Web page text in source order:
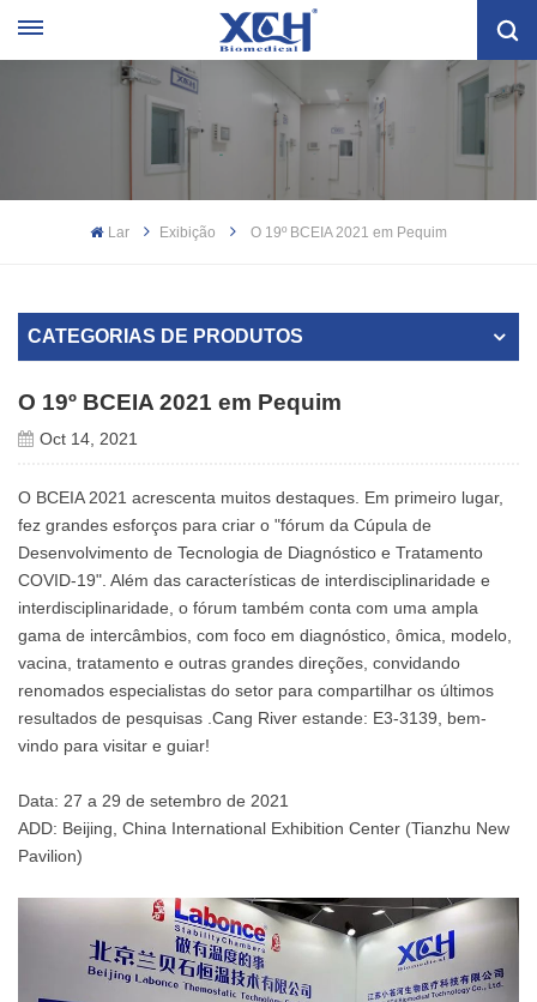
Lar Exibição O 19º BCEIA 2021 em Pequim
CATEGORIAS DE PRODUTOS
O 19º BCEIA 2021 em Pequim
Oct 14, 2021
O BCEIA 2021 acrescenta muitos destaques. Em primeiro lugar,
fez grandes esforços para criar o "fórum da Cúpula de
Desenvolvimento de Tecnologia de Diagnóstico e Tratamento
COVID-19". Além das características de interdisciplinaridade e
interdisciplinaridade, o fórum também conta com uma ampla
gama de intercâmbios, com foco em diagnóstico, ômica, modelo,
vacina, tratamento e outras grandes direções, convidando
renomados especialistas do setor para compartilhar os últimos
resultados de pesquisas .Cang River estande: E3-3139, bem-
vindo para visitar e guiar!
Data: 27 a 29 de setembro de 2021
ADD: Beijing, China International Exhibition Center (Tianzhu New
Pavilion)